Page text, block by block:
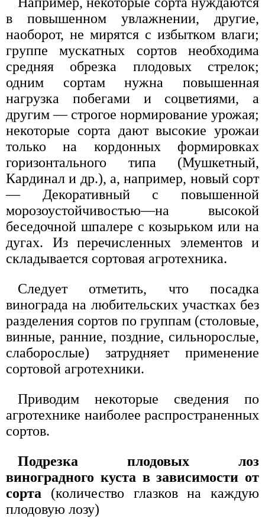
в повышенном увлажнении, другие,
наоборот, не мирятся с избытком влаги;
группе мускатных сортов необходима
средняя обрезка плодовых стрелок;
одним сортам нужна повышенная
нагрузка побегами и соцветиями, а
другим — строгое нормирование урожая;
некоторые сорта дают высокие урожаи
только на кордонных формировках
горизонтального типа (Мушкетный,
Кардинал и др.), а, например, новый сорт
— Декоративный с повышенной
морозоустойчивостью—на высокой
беседочной шпалере с козырьком или на
дугах. Из перечисленных элементов и
складывается сортовая агротехника.
Следует отметить, что посадка
винограда на любительских участках без
разделения сортов по группам (столовые,
винные, ранние, поздние, сильнорослые,
слаборослые) затрудняет применение
сортовой агротехники.
Приводим некоторые сведения по
агротехнике наиболее распространенных
сортов.
Подрезка плодовых лоз
виноградного куста в зависимости от
сорта (количество глазков на каждую
плодовую лозу)